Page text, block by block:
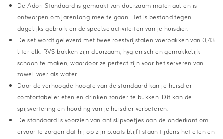
De Adori Standaard is gemaakt van duurzaam materiaal en is
ontworpen om jarenlang mee te gaan. Het is bestand tegen
dagelijks gebruik en de speelse activiteiten van je huisdier.
De set wordt geleverd met twee roestvrijstalen voerbakken van 0,43
liter elk. RVS bakken zijn duurzaam, hygiënisch en gemakkelijk
schoon te maken, waardoor ze perfect zijn voor het serveren van
zowel voer als water.
Door de verhoogde hoogte van de standaard kan je huisdier
comfortabeler eten en drinken zonder te bukken. Dit kan de
spijsvertering en houding van je huisdier verbeteren.
De standaard is voorzien van antislipvoetjes aan de onderkant om
ervoor te zorgen dat hij op zijn plaats blijft staan tijdens het eten en